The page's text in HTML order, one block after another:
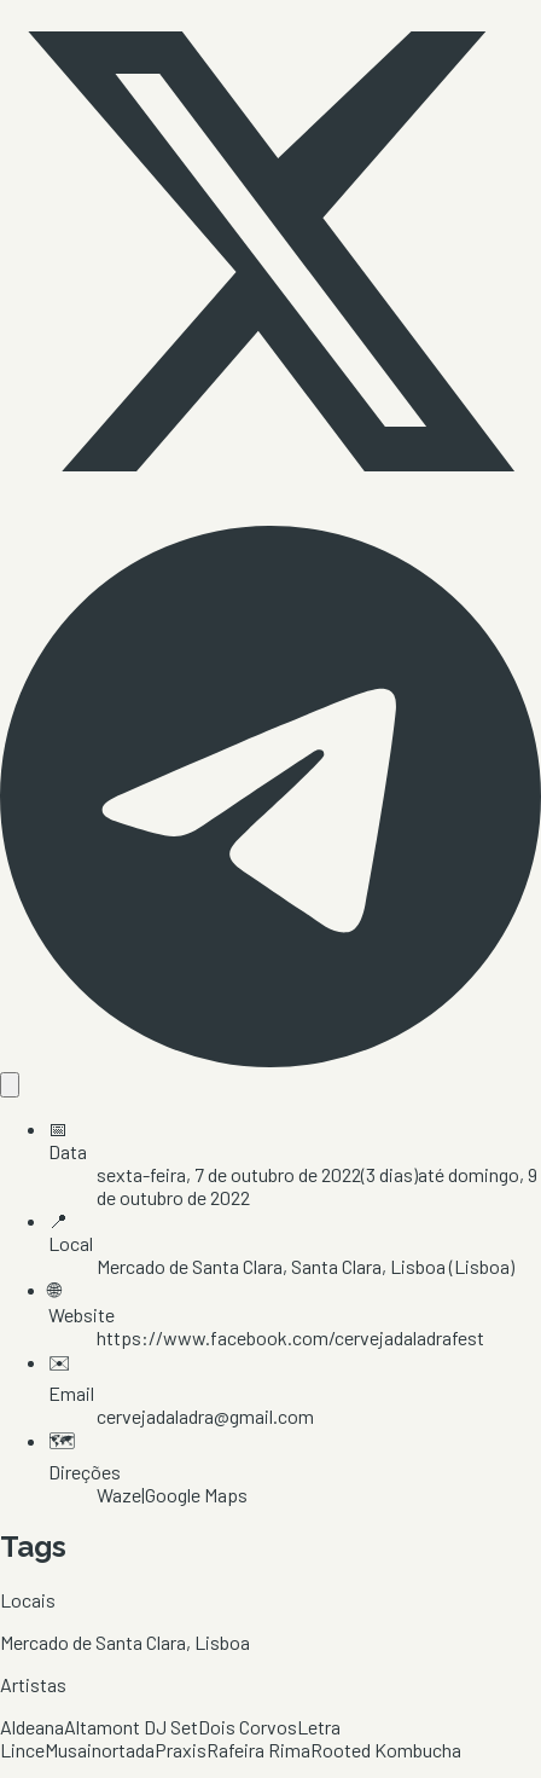
📅
Data
sexta-feira, 7 de outubro de 2022(3 dias)atédomingo, 9
de outubro de 2022
📍
Local
Mercado de Santa Clara, Santa Clara, Lisboa(Lisboa)
🌐
Website
https://www.facebook.com/cervejadaladrafest
✉️
Email
cervejadaladra@gmail.com
🗺️
Direções
Waze|Google Maps
Tags
Locais
Mercado de Santa Clara, Lisboa
Artistas
AldeanaAltamont DJ SetDois CorvosLetra
LinceMusainortadaPraxisRafeira RimaRooted Kombucha